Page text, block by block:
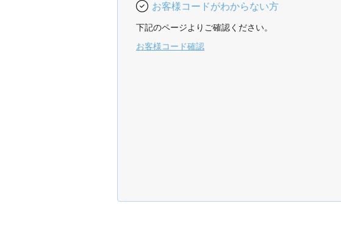
お客様コードがわからない方
下記のページよりご確認ください。
お客様コード確認